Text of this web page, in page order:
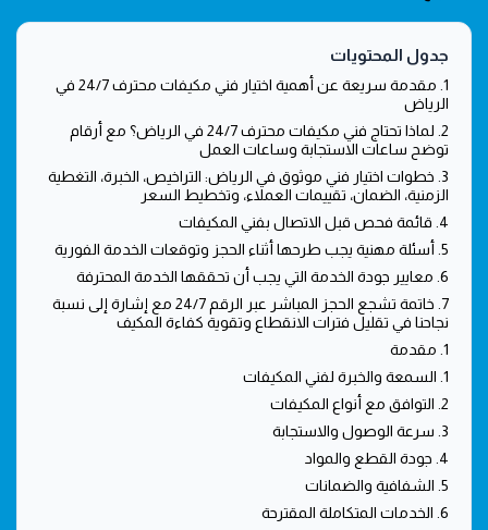
جدول المحتويات
1. مقدمة سريعة عن أهمية اختيار فني مكيفات محترف 24/7 في
الرياض
2. لماذا تحتاج فني مكيفات محترف 24/7 في الرياض؟ مع أرقام
توضح ساعات الاستجابة وساعات العمل
3. خطوات اختيار فني موثوق في الرياض: التراخيص، الخبرة، التغطية
الزمنية، الضمان، تقييمات العملاء، وتخطيط السعر
4. قائمة فحص قبل الاتصال بفني المكيفات
5. أسئلة مهنية يجب طرحها أثناء الحجز وتوقعات الخدمة الفورية
6. معايير جودة الخدمة التي يجب أن تحققها الخدمة المحترفة
7. خاتمة تشجع الحجز المباشر عبر الرقم 24/7 مع إشارة إلى نسبة
نجاحنا في تقليل فترات الانقطاع وتقوية كفاءة المكيف
1. مقدمة
1. السمعة والخبرة لفني المكيفات
2. التوافق مع أنواع المكيفات
3. سرعة الوصول والاستجابة
4. جودة القطع والمواد
5. الشفافية والضمانات
6. الخدمات المتكاملة المقترحة